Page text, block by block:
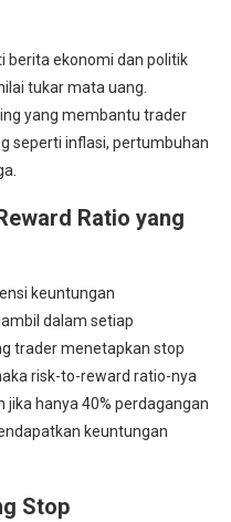
berita ekonomi dan politik
tukar mata uang.
yang membantu trader
seperti inflasi, pertumbuhan
Ratio yang
keuntungan
dalam setiap
trader menetapkan stop
risk-to-reward ratio-nya
jika hanya 40% perdagangan
keuntungan
Stop